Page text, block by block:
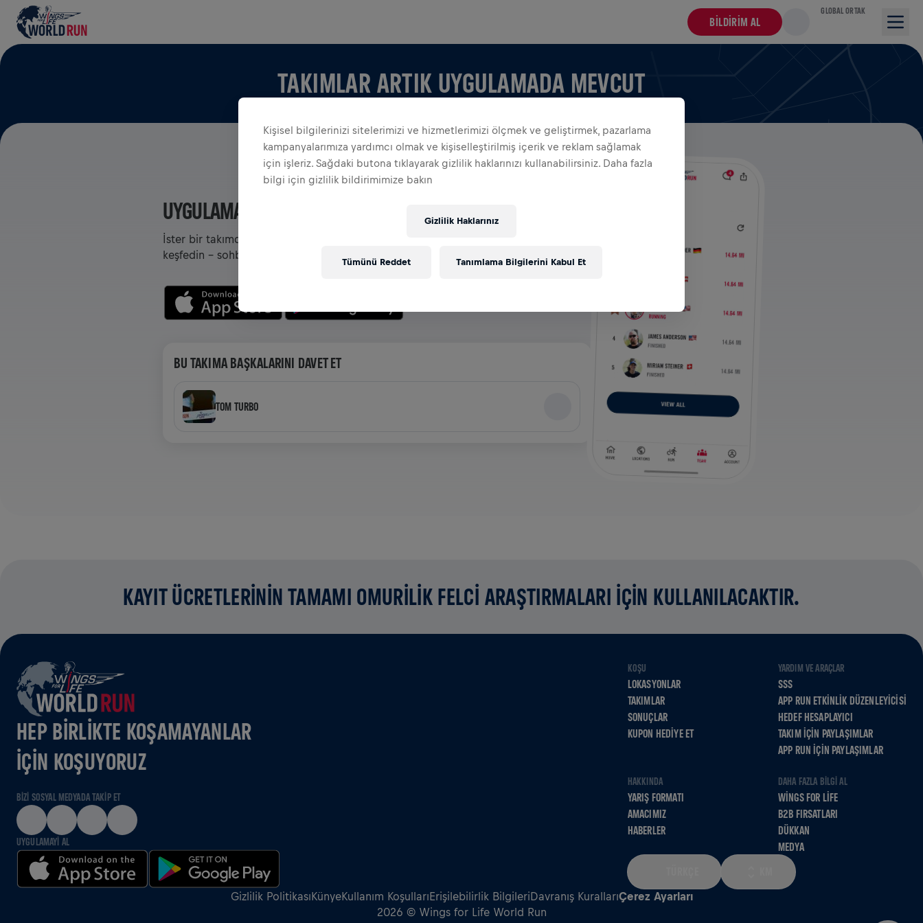
BILDIRIM AL
GLOBAL ORTAK
TAKIMLAR ARTIK UYGULAMADA MEVCUT
UYGULAMADA TAKIMLARI GÖRÜNTÜLE
İster bir takımda olun ister kendinize bir takım kurun, uygulamedaki tüm şeyleri
keşfedin - sohbet edin, liderlik tablonuzu takip edin ve birlikte kutlayın.
BU TAKIMA BAŞKALARINI DAVET ET
TOM TURBO
KAYIT ÜCRETLERİNİN TAMAMI OMURİLİK FELCİ ARAŞTIRMALARI İÇİN KULLANILACAKTIR.
HEP BIRLIKTE KOŞAMAYANLAR
IÇIN KOŞUYORUZ
BIZI SOSYAL MEDYADA TAKIP ET
UYGULAMAYI AL
KOŞU
LOKASYONLAR
TAKIMLAR
SONUÇLAR
KUPON HEDIYE ET
YARDIM VE ARAÇLAR
SSS
APP RUN ETKINLIK DÜZENLEYICISI
HEDEF HESAPLAYICI
TAKIM İÇIN PAYLAŞIMLAR
APP RUN İÇIN PAYLAŞIMLAR
HAKKINDA
YARIŞ FORMATI
AMACIMIZ
HABERLER
DAHA FAZLA BILGI AL
WINGS FOR LIFE
B2B FIRSATLARI
DÜKKAN
MEDYA
Gizlilik PolitikasıKünyeKullanım KoşullarıErişilebilirlik BilgileriDavranış KurallarıÇerez Ayarları
2026 © Wings for Life World Run
Kişisel bilgilerinizi sitelerimizi ve hizmetlerimizi ölçmek ve geliştirmek, pazarlama
kampanyalarımıza yardımcı olmak ve kişiselleştirilmiş içerik ve reklam sağlamak
için işleriz. Sağdaki butona tıklayarak gizlilik haklarınızı kullanabilirsiniz. Daha fazla
bilgi için gizlilik bildirimimize bakın
Gizlilik Haklarınız
Tümünü Reddet Tanımlama Bilgilerini Kabul Et